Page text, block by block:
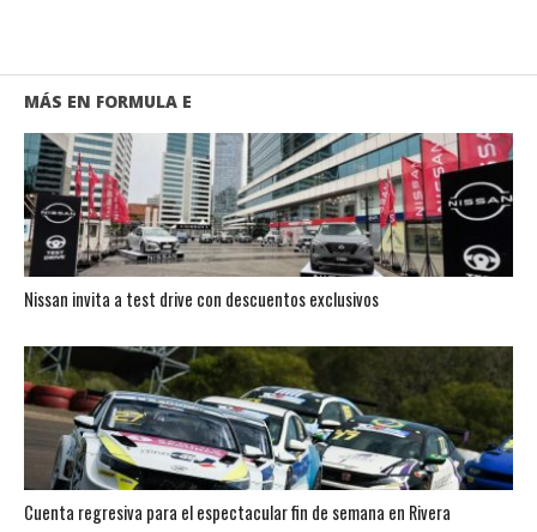
MÁS EN FORMULA E
Nissan invita a test drive con descuentos exclusivos
Cuenta regresiva para el espectacular fin de semana en Rivera